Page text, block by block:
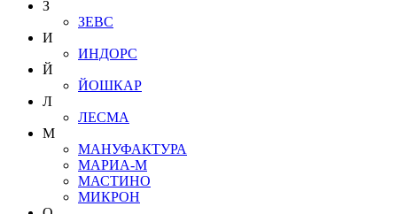
З
ЗЕВС
И
ИНДОРС
Й
ЙОШКАР
Л
ЛЕСМА
М
МАНУФАКТУРА
МАРИА-М
МАСТИНО
МИКРОН